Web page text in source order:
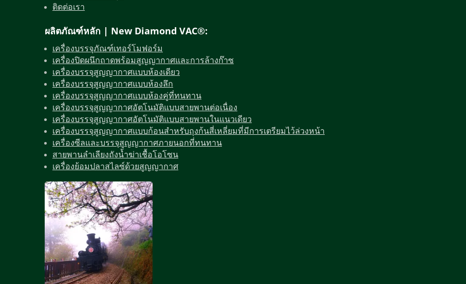
ติดต่อเรา
ผลิตภัณฑ์หลัก | New Diamond VAC®:
เครื่องบรรจุภัณฑ์เทอร์โมฟอร์ม
เครื่องปิดผนึกถาดพร้อมสูญญากาศและการล้างก๊าซ
เครื่องบรรจุสูญญากาศแบบห้องเดียว
เครื่องบรรจุสูญญากาศแบบห้องลึก
เครื่องบรรจุสูญญากาศแบบห้องคู่ที่ทนทาน
เครื่องบรรจุสูญญากาศอัตโนมัติแบบสายพานต่อเนื่อง
เครื่องบรรจุสูญญากาศอัตโนมัติแบบสายพานในแนวเดียว
เครื่องบรรจุสูญญากาศแบบก้อนสำหรับถุงก้นสี่เหลี่ยมที่มีการเตรียมไว้ล่วงหน้า
เครื่องซีลและบรรจุสูญญากาศภายนอกที่ทนทาน
สายพานลำเลียงถังน้ำฆ่าเชื้อโอโซน
เครื่องย้อมปลาสไลซ์ด้วยสูญญากาศ